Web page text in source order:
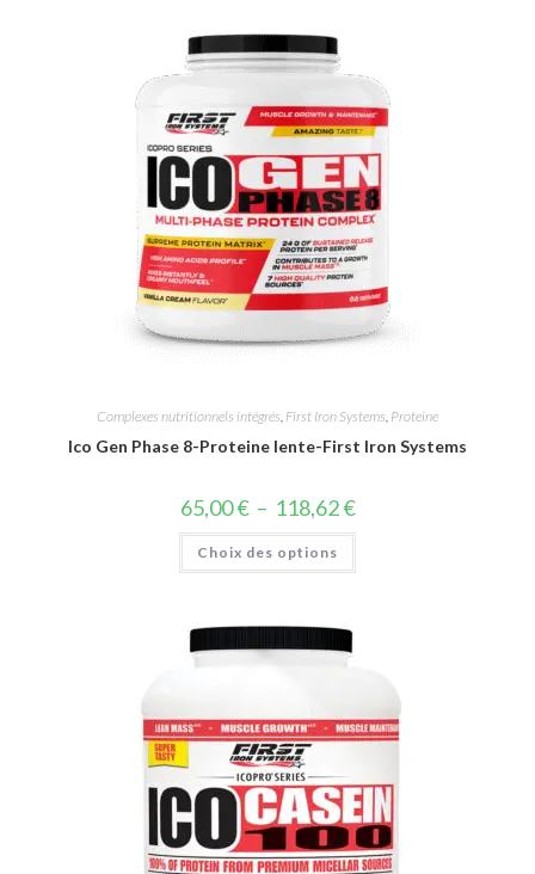
Complexes nutritionnels intégrés First Iron Systems Proteine
Ico Gen Phase 8-Proteine lente-First Iron Systems
65,00€ – 118,62€
Choix des options